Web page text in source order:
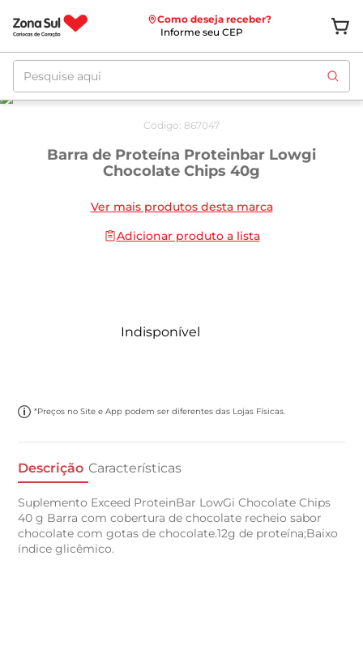
Como deseja receber?
Informe seu CEP
Pesquise aqui
Código: 867047
Barra de Proteína Proteinbar Lowgi
Chocolate Chips 40g
Ver mais produtos desta marca
Adicionar produto a lista
Indisponível
*Preços no Site e App podem ser diferentes das Lojas Físicas.
Descrição Características
Suplemento Exceed ProteinBar LowGi Chocolate Chips
40 g Barra com cobertura de chocolate recheio sabor
chocolate com gotas de chocolate.12g de proteína;Baixo
índice glicêmico.